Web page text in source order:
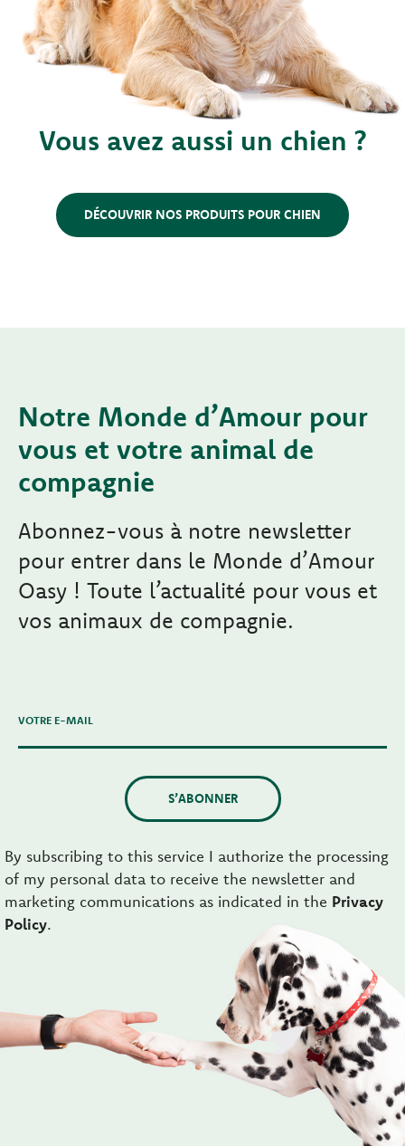
Vous avez aussi un chien ?
DÉCOUVRIR NOS PRODUITS POUR CHIEN
Notre Monde d’Amour pour
vous et votre animal de
compagnie
Abonnez-vous à notre newsletter
pour entrer dans le Monde d’Amour
Oasy ! Toute l’actualité pour vous et
vos animaux de compagnie.
VOTRE E-MAIL
S’ABONNER
By subscribing to this service I authorize the processing
of my personal data to receive the newsletter and
marketing communications as indicated in the Privacy
Policy.